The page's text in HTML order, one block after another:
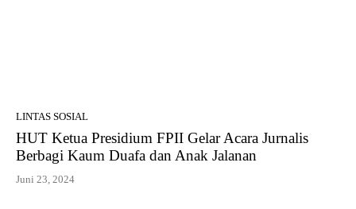
LINTAS SOSIAL
HUT Ketua Presidium FPII Gelar Acara Jurnalis
Berbagi Kaum Duafa dan Anak Jalanan
Juni 23, 2024